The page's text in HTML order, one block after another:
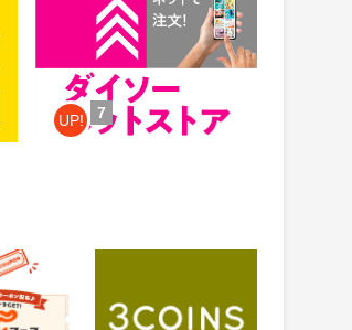
還元
獲得条件：お買い物
UP!
ONLINE STORE（パル
クローゼットオンライ
7
1%還元